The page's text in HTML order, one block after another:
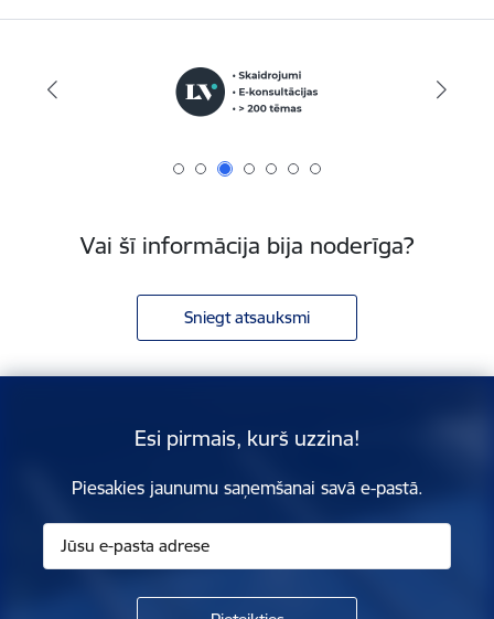
Vai šī informācija bija noderīga?
Sniegt atsauksmi
Esi pirmais, kurš uzzina!
Piesakies jaunumu saņemšanai savā e-pastā.